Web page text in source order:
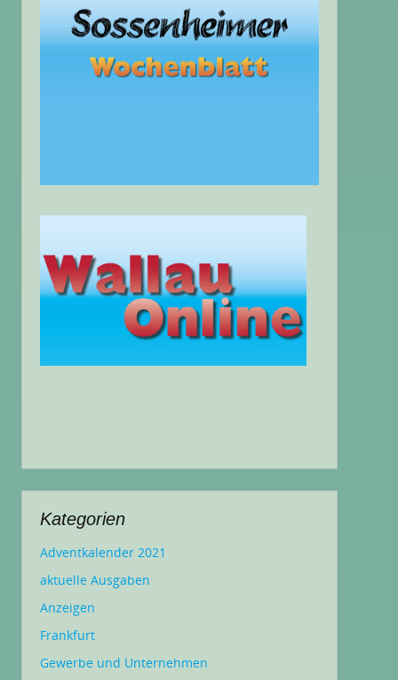
Kategorien
Adventkalender 2021
aktuelle Ausgaben
Anzeigen
Frankfurt
Gewerbe und Unternehmen